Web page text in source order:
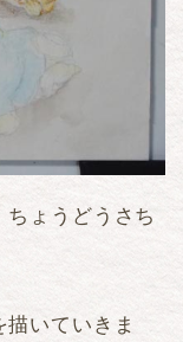
ょうどうさち
いていきま